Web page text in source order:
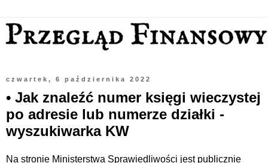
czwartek, 6 października 2022
• Jak znaleźć numer księgi wieczystej
po adresie lub numerze działki -
wyszukiwarka KW
Na stronie Ministerstwa Sprawiedliwości jest publicznie